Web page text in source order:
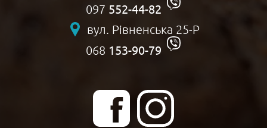
097 552-44-82
вул. Рівненська 25-Р
068 153-90-79